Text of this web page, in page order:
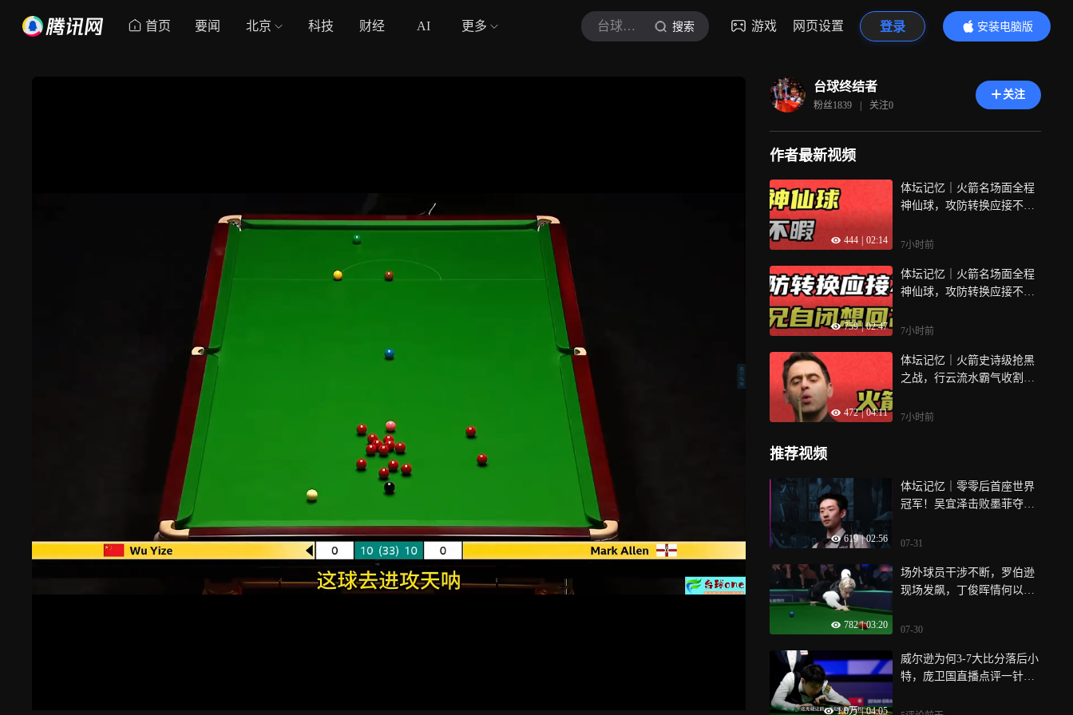
首页 要闻 北京 科技 财经 AI 更多 台球终结者 搜索 游戏 网页设置 登录
安装电脑版
内容更精彩
台球终结者
粉丝1839 | 关注0
关注
作者最新视频
444 02:14
体坛记忆｜火箭名场面全程
神仙球，攻防转换应接不
7小时前
759 | 02:47
体坛记忆｜火箭名场面全程
神仙球，攻防转换应接不
7小时前
472 | 04:11
体坛记忆｜火箭史诗级抢黑
之战，行云流水霸气收割，
7小时前
推荐视频
619 | 02:56
体坛记忆｜零零后首座世界
冠军！吴宜泽击败墨菲夺
07-31
782 | 03:20
场外球员干涉不断，罗伯逊
现场发飙，丁俊晖情何以
07-30
1.0万 | 04:05
威尔逊为何3-7大比分落后小
特，庞卫国直播点评一针见